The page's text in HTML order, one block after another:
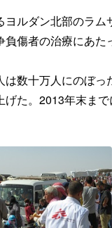
ルダン北部のラム
傷者の治療にあた
数十万人にのぼ
た。2013年末ま